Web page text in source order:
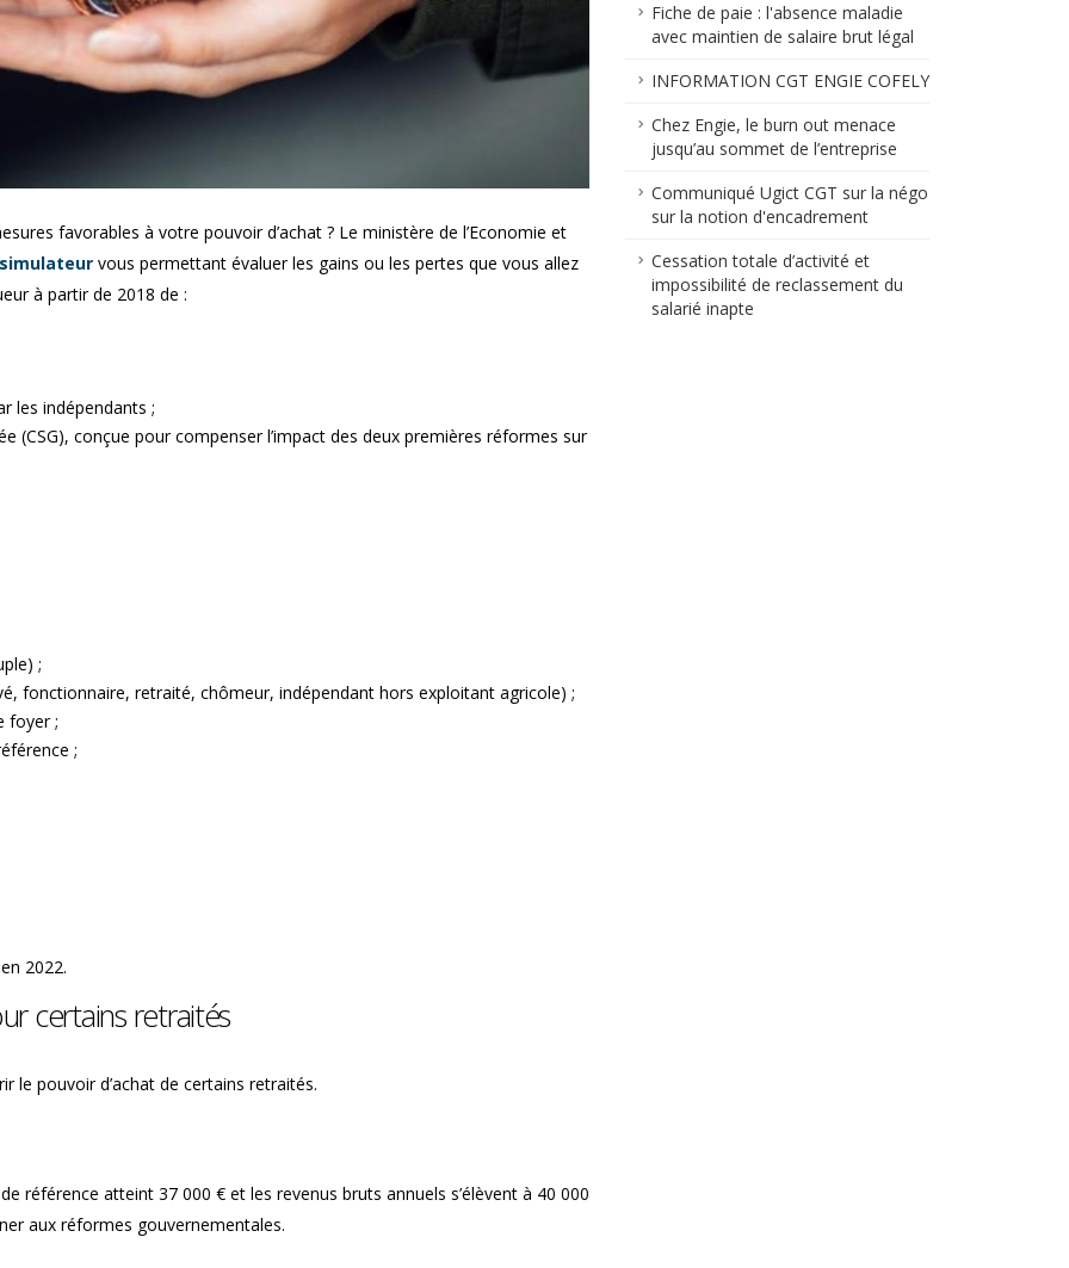
favorables à votre pouvoir d’achat ? Le ministère de l’Economie et
simulateur vous permettant évaluer les gains ou les pertes que vous allez
à partir de 2018 de :
les indépendants ;
(CSG), conçue pour compenser l’impact des deux premières réformes sur
;
fonctionnaire, retraité, chômeur, indépendant hors exploitant agricole) ;
foyer ;
;
2022.
certains retraités
le pouvoir d’achat de certains retraités.
référence atteint 37 000 € et les revenus bruts annuels s’élèvent à 40 000
aux réformes gouvernementales.
Fiche de paie : l'absence maladie
avec maintien de salaire brut légal
INFORMATION CGT ENGIE COFELY
Chez Engie, le burn out menace
jusqu’au sommet de l’entreprise
Communiqué Ugict CGT sur la négo
sur la notion d'encadrement
Cessation totale d’activité et
impossibilité de reclassement du
salarié inapte